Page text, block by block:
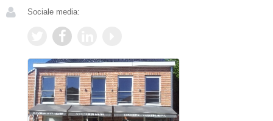
Sociale media: